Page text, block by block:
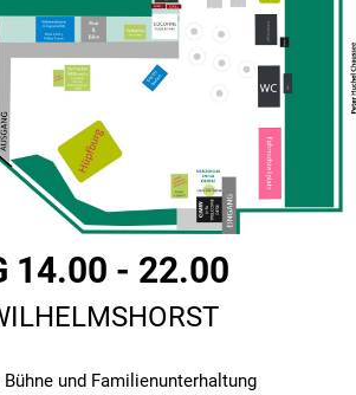
14.00 - 22.00
Bühne und Familienunterhaltung